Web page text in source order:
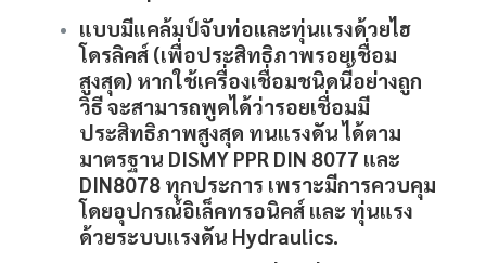
แบบมีแคล้มป์จับท่อและทุ่นแรงด้วยไฮ
โดรลิคส์ (เพื่อประสิทธิภาพรอยเชื่อม
สูงสุด) หากใช้เครื่องเชื่อมชนิดนี้อย่างถูก
วิธี จะสามารถพูดได้ว่ารอยเชื่อมมี
ประสิทธิภาพสูงสุด ทนแรงดัน ได้ตาม
มาตรฐาน DISMY PPR DIN 8077 และ
DIN8078 ทุกประการ เพราะมีการควบคุม
โดยอุปกรณ์อิเล็คทรอนิคส์ และ ทุ่นแรง
ด้วยระบบแรงดัน Hydraulics.